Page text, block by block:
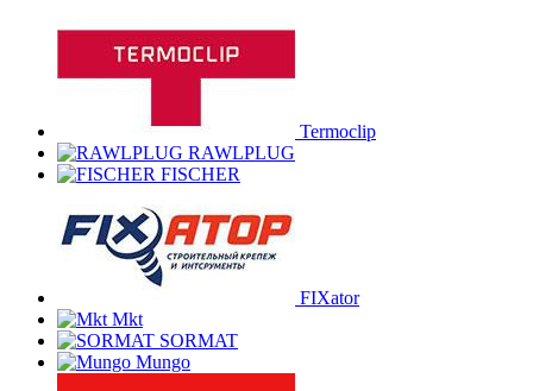
Termoclip
RAWLPLUG
FISCHER
FIXator
Mkt
SORMAT
Mungo